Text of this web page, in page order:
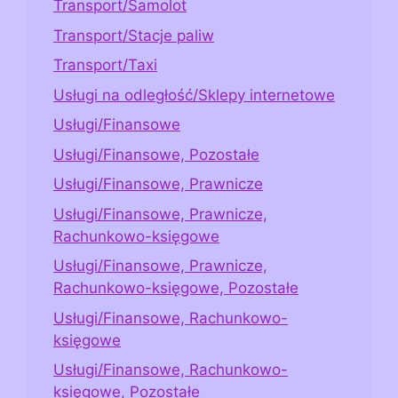
Transport/Samolot
Transport/Stacje paliw
Transport/Taxi
Usługi na odległość/Sklepy internetowe
Usługi/Finansowe
Usługi/Finansowe, Pozostałe
Usługi/Finansowe, Prawnicze
Usługi/Finansowe, Prawnicze,
Rachunkowo-księgowe
Usługi/Finansowe, Prawnicze,
Rachunkowo-księgowe, Pozostałe
Usługi/Finansowe, Rachunkowo-
księgowe
Usługi/Finansowe, Rachunkowo-
księgowe, Pozostałe